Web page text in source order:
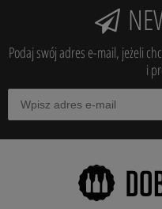
Podaj swój adres e-mail, jeżeli
i